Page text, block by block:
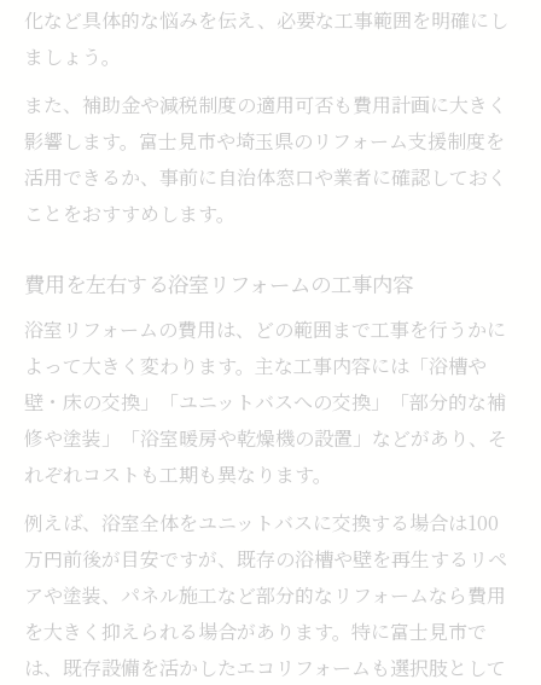
費用を左右する選択肢と浴室リフォームの
既存設備活用による浴室リフォームの節約
術
トラブル回避のために知っておきたい費用
事項
浴室リフォームで利用できる補助金の基礎
知識
補助制度活用で浴室リフォーム費用を軽減
申請手続きと浴室リフォームのスムーズな
進め方
事例
補助金対象の浴室リフォーム内容の確認
理想の浴室リフォーム実現に必要な費用知識
浴室リフォームで後悔しない費用計画づく
化など具体的な悩みを伝え、必要な工事範囲を明確にし
ましょう。
また、補助金や減税制度の適用可否も費用計画に大きく
影響します。富士見市や埼玉県のリフォーム支援制度を
活用できるか、事前に自治体窓口や業者に確認しておく
ことをおすすめします。
費用を左右する浴室リフォームの工事内容
浴室リフォームの費用は、どの範囲まで工事を行うかに
よって大きく変わります。主な工事内容には「浴槽や
壁・床の交換」「ユニットバスへの交換」「部分的な補
修や塗装」「浴室暖房や乾燥機の設置」などがあり、そ
れぞれコストも工期も異なります。
例えば、浴室全体をユニットバスに交換する場合は100
万円前後が目安ですが、既存の浴槽や壁を再生するリペ
アや塗装、パネル施工など部分的なリフォームなら費用
を大きく抑えられる場合があります。特に富士見市で
は、既存設備を活かしたエコリフォームも選択肢として